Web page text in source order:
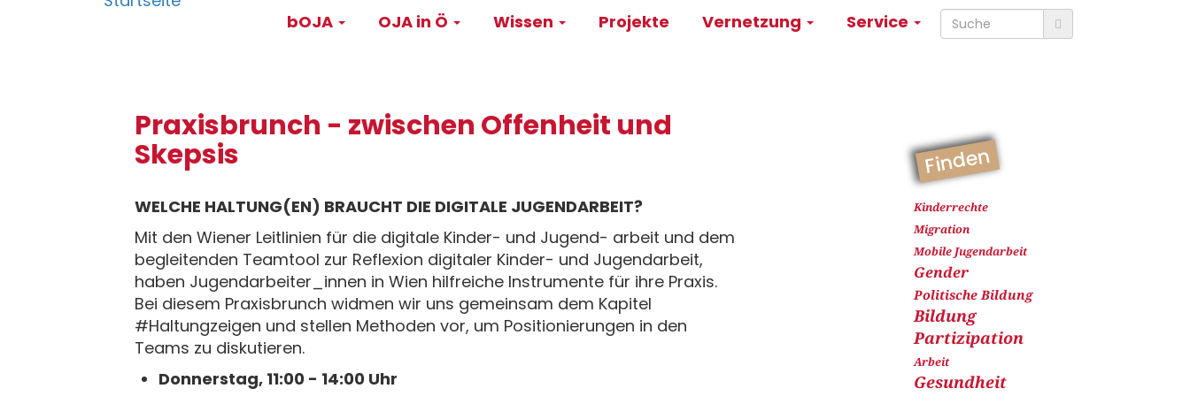
Main
bOJA OJA in Ö Wissen Projekte Vernetzung Service
Praxisbrunch - zwischen Offenheit und
Skepsis
WELCHE HALTUNG(EN) BRAUCHT DIE DIGITALE JUGENDARBEIT?
Mit den Wiener Leitlinien für die digitale Kinder- und Jugend- arbeit und dem
begleitenden Teamtool zur Reflexion digitaler Kinder- und Jugendarbeit,
haben Jugendarbeiter_innen in Wien hilfreiche Instrumente für ihre Praxis.
Bei diesem Praxisbrunch widmen wir uns gemeinsam dem Kapitel
#Haltungzeigen und stellen Methoden vor, um Positionierungen in den
Teams zu diskutieren.
Donnerstag, 11:00 - 14:00 Uhr
Finden
Kinderrechte
Migration
Mobile Jugendarbeit
Gender
Politische Bildung
Bildung
Partizipation
Arbeit
Gesundheit